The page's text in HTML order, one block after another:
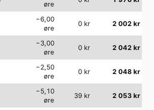
øre
−6,00
øre
0 kr 2 002 kr
−3,00
øre
0 kr 2 042 kr
−2,50
øre
0 kr 2 048 kr
−5,10
øre
39 kr 2 053 kr